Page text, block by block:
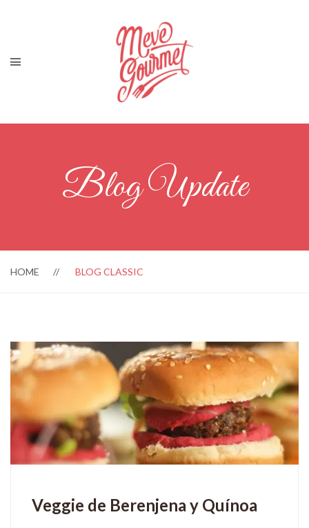
Blog Update
HOME BLOG CLASSIC
Veggie de Berenjena y Quínoa